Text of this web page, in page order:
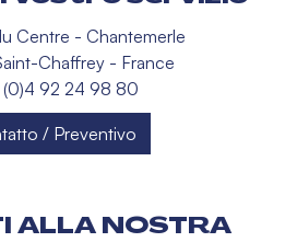
Centre - Chantemerle
Chaffrey - France
92 24 98 80
/ Preventivo
ALLA NOSTRA